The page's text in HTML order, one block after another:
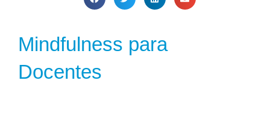
Mindfulness para
Docentes